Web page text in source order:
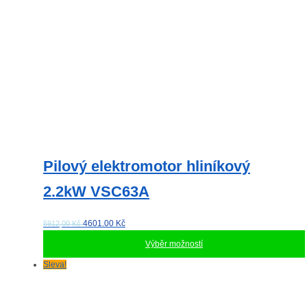
Pilový elektromotor hliníkový
2.2kW VSC63A
5912,00 Kč4601.00 Kč
Výběr možností
Tento
Sleva!